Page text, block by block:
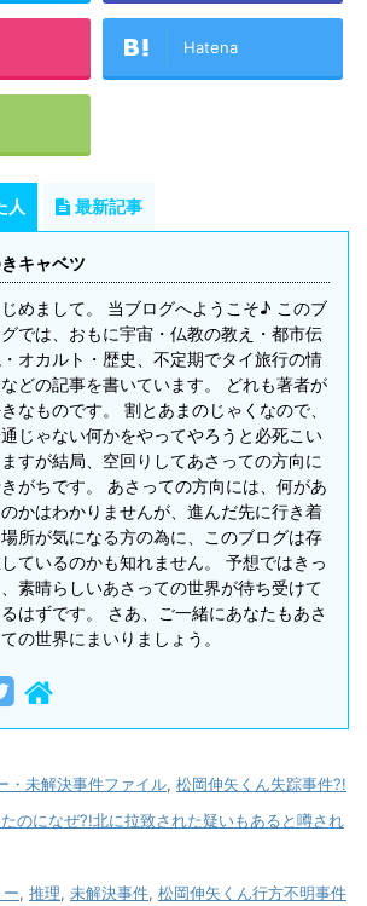
Hatena
人 最新記事
キャベツ
めまして。 当ブログへようこそ♪ このブ
グでは、おもに宇宙・仏教の教え・都市伝
オカルト・歴史、不定期でタイ旅行の情
どの記事を書いています。 どれも著者が
なものです。 割とあまのじゃくなので、
じゃない何かをやってやろうと必死こい
すが結局、空回りしてあさっての方向に
がちです。 あさっての方向には、何があ
かはわかりませんが、進んだ先に行き着
場所が気になる方の為に、このブログは存
ているのかも知れません。 予想ではきっ
、素晴らしいあさっての世界が待ち受けて
はずです。 さあ、ご一緒にあなたもあさ
の世界にまいりましょう。
・未解決事件ファイル, 松岡伸矢くん失踪事件?!
のになぜ?!北に拉致された疑いもあると噂され
ー, 推理, 未解決事件, 松岡伸矢くん行方不明事件